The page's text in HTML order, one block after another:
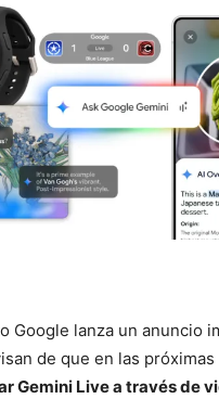
Google lanza un anuncio
de que en las próximas
Gemini Live a través de